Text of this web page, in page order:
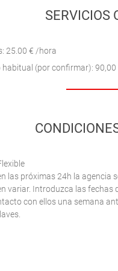
SERVICIOS
25.00 € /hora
habitual (por confirmar):
las próximas 24h la agencia
variar. Introduzca las fechas
con ellos una semana